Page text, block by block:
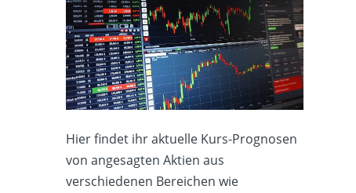
Hier findet ihr aktuelle Kurs-Prognosen
von angesagten Aktien aus
verschiedenen Bereichen wie